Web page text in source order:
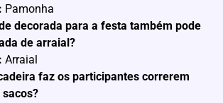
Pamonha
decorada para a festa também pode
de arraial?
Arraial
faz os participantes correrem